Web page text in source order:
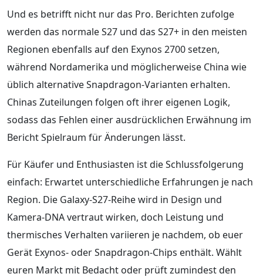
Und es betrifft nicht nur das Pro. Berichten zufolge
werden das normale S27 und das S27+ in den meisten
Regionen ebenfalls auf den Exynos 2700 setzen,
während Nordamerika und möglicherweise China wie
üblich alternative Snapdragon-Varianten erhalten.
Chinas Zuteilungen folgen oft ihrer eigenen Logik,
sodass das Fehlen einer ausdrücklichen Erwähnung im
Bericht Spielraum für Änderungen lässt.
Für Käufer und Enthusiasten ist die Schlussfolgerung
einfach: Erwartet unterschiedliche Erfahrungen je nach
Region. Die Galaxy-S27-Reihe wird in Design und
Kamera-DNA vertraut wirken, doch Leistung und
thermisches Verhalten variieren je nachdem, ob euer
Gerät Exynos- oder Snapdragon-Chips enthält. Wählt
euren Markt mit Bedacht oder prüft zumindest den